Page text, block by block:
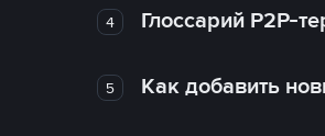
4 Глоссарий P2P-
5 Как добавить